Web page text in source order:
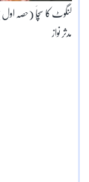
لنگوٹ کا سُچّاَ (حصہ
مدثر نواز